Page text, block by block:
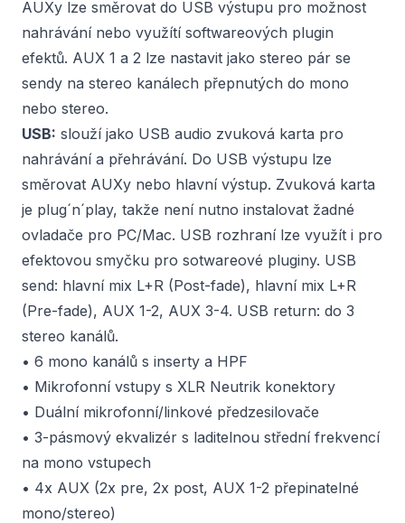
AUXy lze směrovat do USB výstupu pro možnost
nahrávání nebo využítí softwareových plugin
efektů. AUX 1 a 2 lze nastavit jako stereo pár se
sendy na stereo kanálech přepnutých do mono
nebo stereo.
USB: slouží jako USB audio zvuková karta pro
nahrávání a přehrávání. Do USB výstupu lze
směrovat AUXy nebo hlavní výstup. Zvuková karta
je plug´n´play, takže není nutno instalovat žadné
ovladače pro PC/Mac. USB rozhraní lze využít i pro
efektovou smyčku pro sotwareové pluginy. USB
send: hlavní mix L+R (Post-fade), hlavní mix L+R
(Pre-fade), AUX 1-2, AUX 3-4. USB return: do 3
stereo kanálů.
• 6 mono kanálů s inserty a HPF
• Mikrofonní vstupy s XLR Neutrik konektory
• Duální mikrofonní/linkové předzesilovače
• 3-pásmový ekvalizér s laditelnou střední frekvencí
na mono vstupech
• 4x AUX (2x pre, 2x post, AUX 1-2 přepinatelné
mono/stereo)